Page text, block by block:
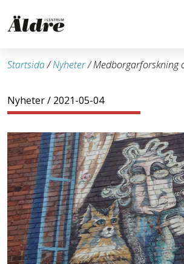
Startsida/Nyheter/Medborgarforskning
Nyheter/ 2021-05-04